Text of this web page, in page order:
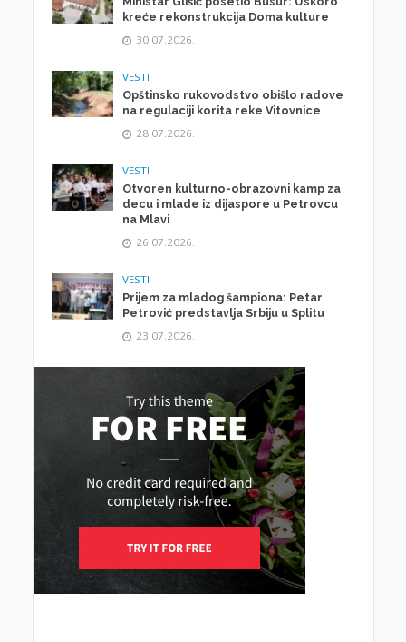
kreće rekonstrukcija Doma kulture
30.07.2026.
VESTI
Opštinsko rukovodstvo obišlo radove
na regulaciji korita reke Vitovnice
28.07.2026.
VESTI
Otvoren kulturno-obrazovni kamp za
decu i mlade iz dijaspore u Petrovcu
na Mlavi
26.07.2026.
VESTI
Prijem za mladog šampiona: Petar
Petrović predstavlja Srbiju u Splitu
23.07.2026.